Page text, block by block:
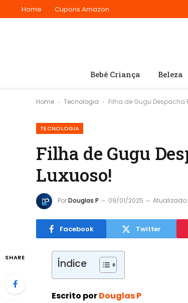
Home Cupons Amazon
Bebê Criança Beleza
Home - Tecnologia - Filha de Gugu Despacha
TECNOLOGIA
Filha de Gugu
Luxuoso!
PorDouglas P 09/01/2025 Atualizado:
Facebook Twitter
SHARE Índice
Escrito porDouglas P